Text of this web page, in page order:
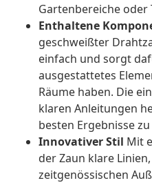
Gartenbereiche oder
Enthaltene
geschweißter
einfach und sorgt
ausgestattetes
Räume haben. Die
klaren Anleitungen
besten Ergebnisse
Innovativer Stil Mit
der Zaun klare
zeitgenössischen